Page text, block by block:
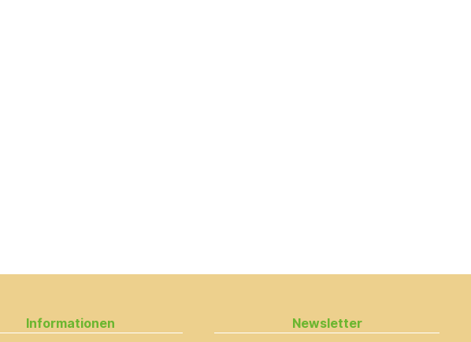
Informationen Newsletter